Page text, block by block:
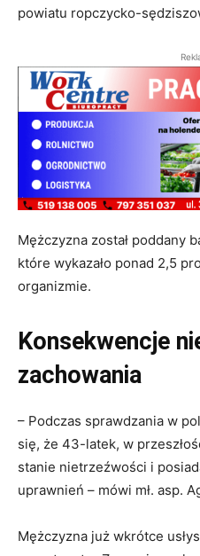
powiatu ropczycko-
Mężczyzna został poddany
które wykazało ponad 2,5
organizmie.
Konsekwencje
zachowania
– Podczas sprawdzania w
się, że 43-latek, w
stanie nietrzeźwości i
uprawnień – mówi mł. asp.
Mężczyzna już wkrótce